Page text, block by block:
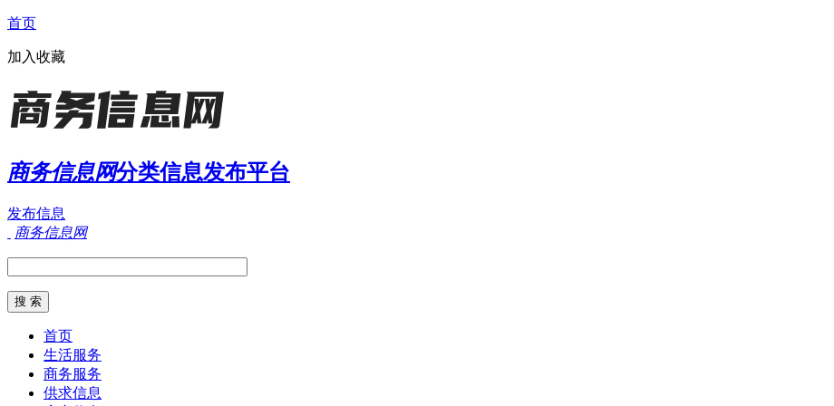
首页
加入收藏
商务信息网分类信息发布平台
发布信息
商务信息网
首页
生活服务
商务服务
供求信息